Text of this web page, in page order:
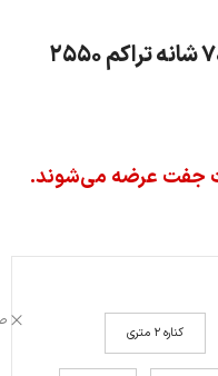
طرح چکاوک سرمه ای فرش 700 شانه تراکم 2550
جفت عرضه می‌شوند.
کناره 2 متری